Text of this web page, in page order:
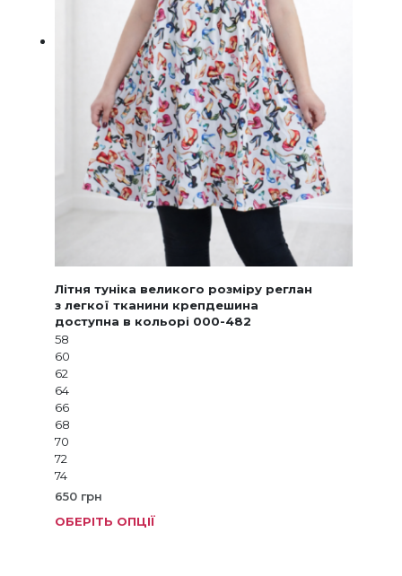
Літня туніка великого розміру реглан
з легкої тканини крепдешина
доступна в кольорі 000-482
58
60
62
64
66
68
70
72
74
650 грн
ОБЕРІТЬ ОПЦІЇ